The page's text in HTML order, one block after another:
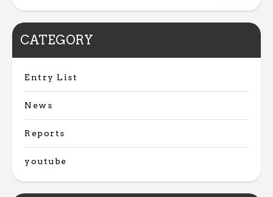
CATEGORY
Entry List
News
Reports
youtube